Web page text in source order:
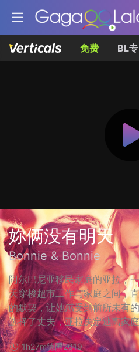
免费 BL
妳俩没有明天
Bonnie & Bonnie
阿尔巴尼亚移民家庭的亚拉，
天穿梭超市工作与家庭之间，
的默契，让她感受到前所未有
选择了丈夫，亚拉决定逃离家
1h27m德国2019